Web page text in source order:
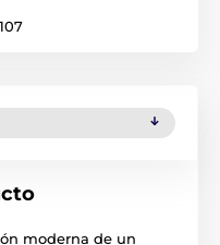
moderna de un